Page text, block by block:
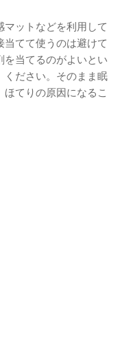
マットなどを利用して
てて使うのは避けて
を当てるのがよいとい
ください。そのまま眠
てりの原因になるこ